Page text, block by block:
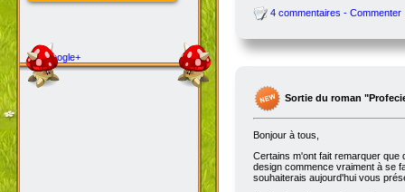
Google+
4 commentaires - Commenter
Sortie du roman
Bonjour à tous,
Certains m'ont fait remarquer que
design commence vraiment à se
souhaiterais aujourd'hui vous